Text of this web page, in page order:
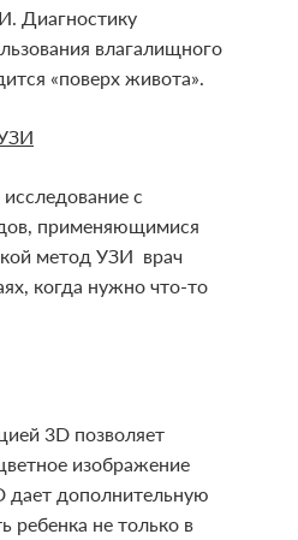
Диагностику
влагалищного
«поверх живота».
с
применяющимися
метод УЗИ врач
когда нужно что-то
3D позволяет
изображение
дает дополнительную
ребенка не только в